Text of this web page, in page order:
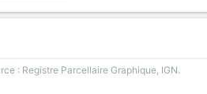
: Registre Parcellaire Graphique, IGN.